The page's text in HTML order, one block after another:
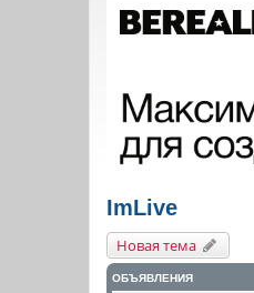
ImLive
Новая тема
ОБЪЯВЛЕНИЯ